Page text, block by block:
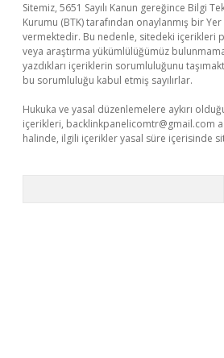
Sitemiz, 5651 Sayılı Kanun gereğince Bilgi
Kurumu (BTK) tarafından onaylanmış bir
vermektedir. Bu nedenle, sitedeki içerikleri
veya araştırma yükümlülüğümüz
yazdıkları içeriklerin sorumluluğunu
bu sorumluluğu kabul etmiş sayılırlar.
Hukuka ve yasal düzenlemelere aykırı
içerikleri, backlinkpanelicomtr@gmail.com
halinde, ilgili içerikler yasal süre içerisinde